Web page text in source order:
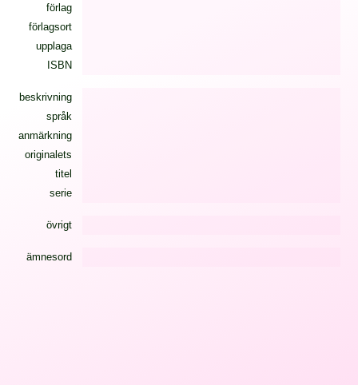
förlag
förlagsort
upplaga
ISBN
beskrivning
språk
anmärkning
originalets
titel
serie
övrigt
ämnesord